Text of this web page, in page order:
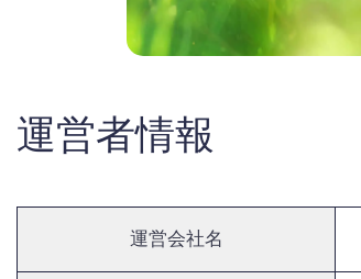
運営者情報
運営会社名